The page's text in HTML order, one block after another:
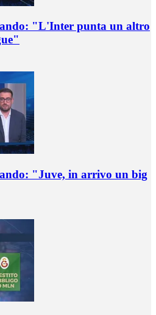
"L'Inter punta un altro
"Juve, in arrivo un big